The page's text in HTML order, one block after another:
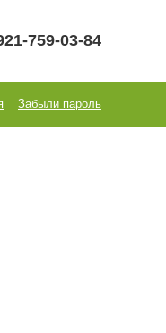
759-03-84
Забыли пароль